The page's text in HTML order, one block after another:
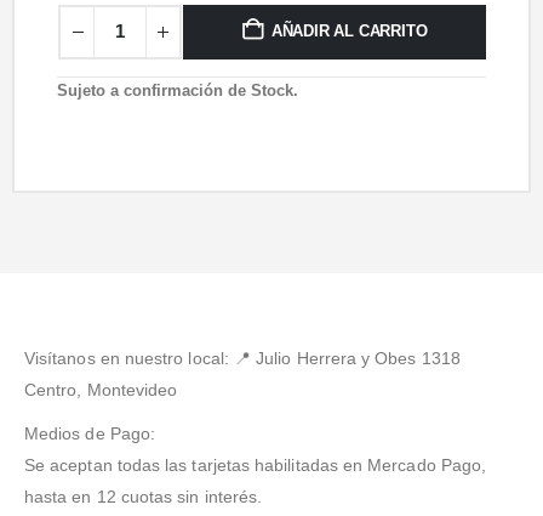
AÑADIR AL CARRITO
Sujeto a confirmación de Stock.
Visítanos en nuestro local: 📍 Julio Herrera y Obes 1318
Centro, Montevideo
Medios de Pago:
Se aceptan todas las tarjetas habilitadas en Mercado Pago,
hasta en 12 cuotas sin interés.